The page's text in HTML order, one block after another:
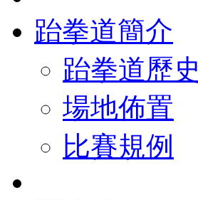
跆拳道簡介
跆拳道歷史
場地佈置
比賽規例